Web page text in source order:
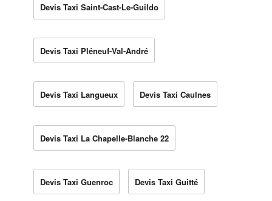
Devis Taxi Saint-Cast-Le-Guildo
Devis Taxi Pléneuf-Val-André
Devis Taxi Langueux Devis Taxi Caulnes
Devis Taxi La Chapelle-Blanche 22
Devis Taxi Guenroc Devis Taxi Guitté